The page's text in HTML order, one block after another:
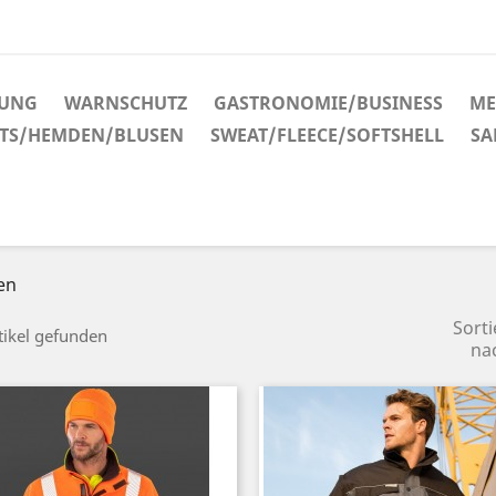
WARNSCHUTZ GASTRONOMIE/BUSINESS
HEMDEN/BLUSEN
SWEAT/FLEECE/SOFTSHELL
gefunden